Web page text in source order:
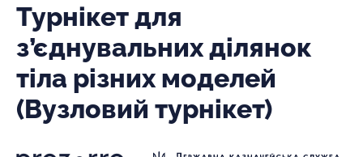
Турнікет для
з’єднувальних ділянок
тіла різних моделей
(Вузловий турнікет)